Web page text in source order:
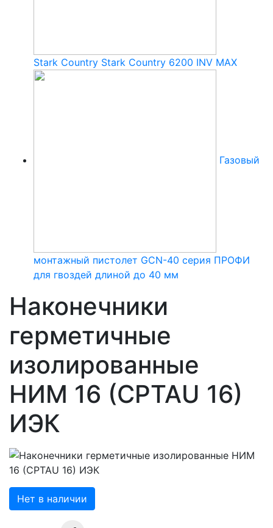
Stark Country Stark Country 6200 INV MAX
Газовый
монтажный пистолет GCN-40 серия ПРОФИ
для гвоздей длиной до 40 мм
Наконечники
герметичные
изолированные
НИМ 16 (CPTAU 16)
ИЭК
Нет в наличии